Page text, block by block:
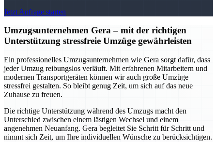
Jetzt Anfrage starten
Umzugsunternehmen Gera – mit der richtigen
Unterstützung stressfreie Umzüge gewährleisten
Ein professionelles Umzugsunternehmen wie Gera sorgt dafür, dass
jeder Umzug reibungslos verläuft. Mit erfahrenen Mitarbeitern und
modernen Transportgeräten können wir auch große Umzüge
stressfrei gestalten. So bleibt genug Zeit, um sich auf das neue
Zuhause zu freuen.
Die richtige Unterstützung während des Umzugs macht den
Unterschied zwischen einem lästigen Wechsel und einem
angenehmen Neuanfang. Gera begleitet Sie Schritt für Schritt und
nimmt sich Zeit, um Ihre individuellen Wünsche zu berücksichtigen.